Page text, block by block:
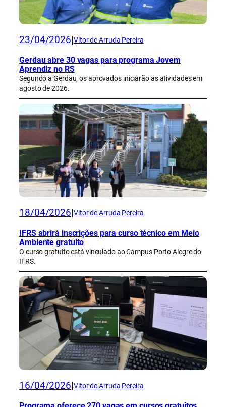
23/04/2026 Vitor de Arruda Pereira
Gerdau abre 30 vagas para programa Jovem
Aprendiz no RS
Segundo a Gerdau, os aprovados iniciarão as atividades em
agosto de 2026.
18/04/2026 Vitor de Arruda Pereira
IFRS abrirá inscrições para curso técnico em Meio
Ambiente gratuito
O curso gratuito está vinculado ao Campus Porto Alegre do
IFRS.
16/04/2026 Vitor de Arruda Pereira